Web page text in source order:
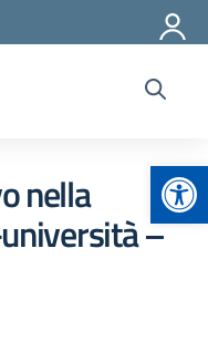
nella
–